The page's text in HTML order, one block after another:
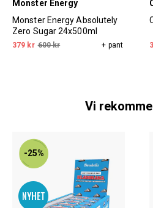
Monster Energy
Monster Energy Absolutely
Zero Sugar 24x500ml
379 kr 600 kr + pant
Vi
-25%